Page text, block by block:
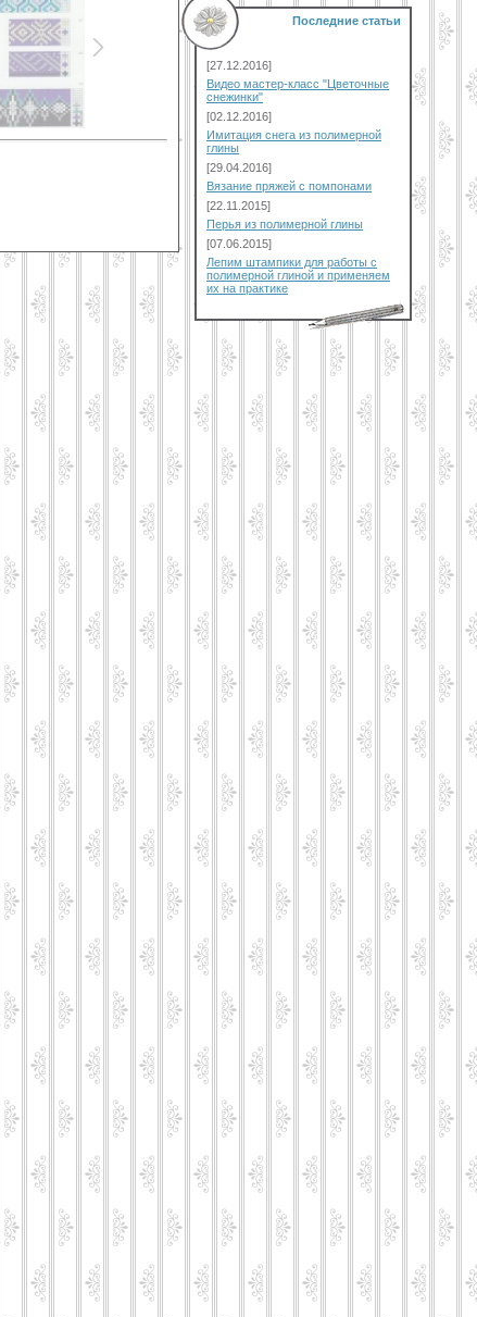
Последние статьи
[27.12.2016]
Видео мастер-класс "Цветочные
снежинки"
[02.12.2016]
Имитация снега из полимерной
глины
[29.04.2016]
Вязание пряжей с помпонами
[22.11.2015]
Перья из полимерной глины
[07.06.2015]
Лепим штампики для работы с
полимерной глиной и применяем
их на практике